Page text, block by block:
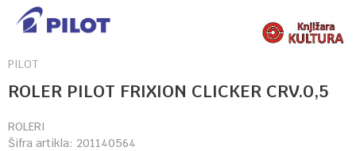
PILOT
ROLER PILOT FRIXION CLICKER CRV.0,5
ROLERI
Šifra artikla: 201140564